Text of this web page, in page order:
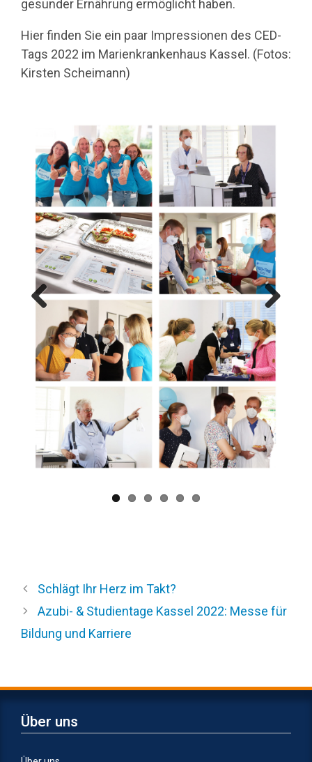
gesunder Ernährung ermöglicht haben.
Hier finden Sie ein paar Impressionen des CED-
Tags 2022 im Marienkrankenhaus Kassel. (Fotos:
Kirsten Scheimann)
ous
Next
Schlägt Ihr Herz im Takt?
Azubi- & Studientage Kassel 2022: Messe für
Bildung und Karriere
Über uns